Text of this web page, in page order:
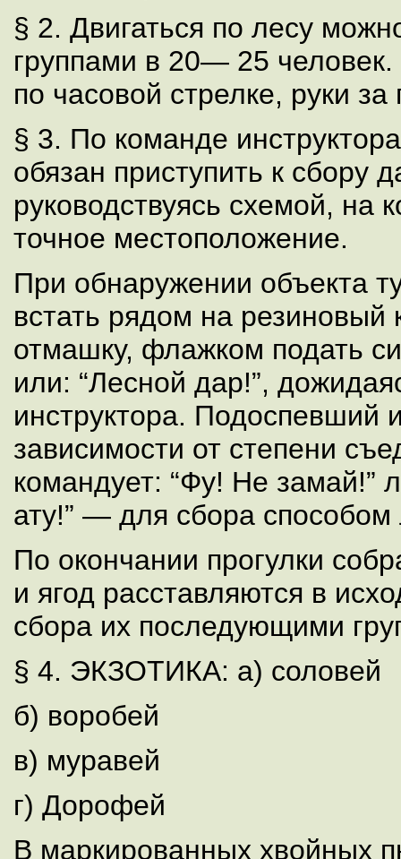
§ 2. Двигаться по лесу
группами в 20— 25
по часовой стрелке, руки за
§ 3. По команде
обязан приступить к сбору
руководствуясь схемой, на
точное местоположение.
При обнаружении объекта
встать рядом на резиновый
отмашку, флажком подать
или: “Лесной дар!”,
инструктора. Подоспевший
зависимости от степени
командует: “Фу! Не замай!”
ату!” — для сбора
По окончании прогулки
и ягод расставляются в
сбора их последующими
§ 4. ЭКЗОТИКА: а) соловей
б) воробей
в) муравей
г) Дорофей
В маркированных хвойных